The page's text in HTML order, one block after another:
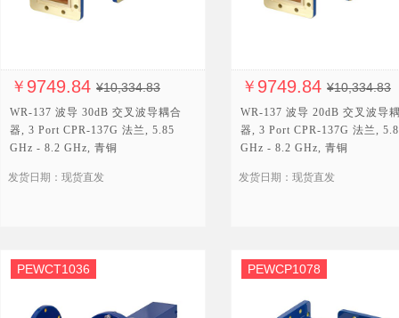
￥ 9749.84 ¥10,334.83
WR-137 波导 30dB 交叉波导耦合
器, 3 Port CPR-137G 法兰, 5.85
GHz - 8.2 GHz, 青铜
发货日期：现货直发
￥ 9749.84 ¥10,334.83
WR-137 波导 20dB 交叉波导
器, 3 Port CPR-137G 法兰,
GHz - 8.2 GHz, 青铜
发货日期：现货直发
PEWCT1036 PEWCP1078